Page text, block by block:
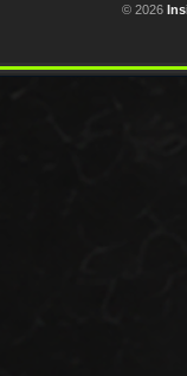
© 2026